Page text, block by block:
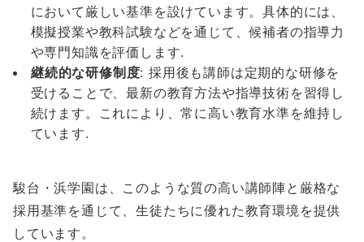
において厳しい基準を設けています。具体的には、
模擬授業や教科試験などを通じて、候補者の指導力
や専門知識を評価します.
継続的な研修制度: 採用後も講師は定期的な研修を
受けることで、最新の教育方法や指導技術を習得し
続けます。これにより、常に高い教育水準を維持し
ています.
駿台・浜学園は、このような質の高い講師陣と厳格な
採用基準を通じて、生徒たちに優れた教育環境を提供
しています。